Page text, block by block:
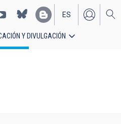
EN
ES
Y DIVULGACIÓN